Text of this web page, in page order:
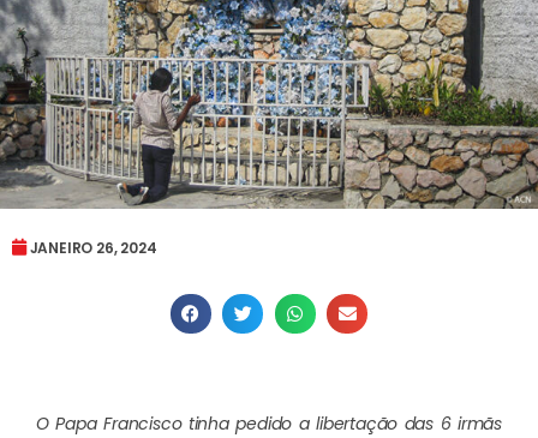
JANEIRO 26, 2024
O Papa Francisco tinha pedido a libertação das 6 irmãs